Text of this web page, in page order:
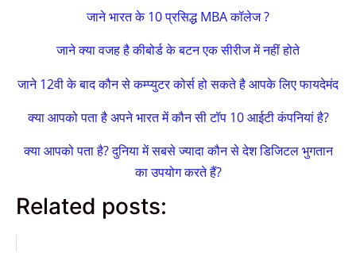
जाने भारत के 10 प्रसिद्ध MBA कॉलेज ?
जाने क्या वजह है कीबोर्ड के बटन एक सीरीज में नहीं होते
जाने 12वी के बाद कौन से कम्प्युटर कोर्स हो सकते है आपके लिए फायदेमंद
क्या आपको पता है अपने भारत में कौन सी टॉप 10 आईटी कंपनियां है?
क्या आपको पता है? दुनिया में सबसे ज्यादा कौन से देश डिजिटल भुगतान
का उपयोग करते हैं?
Related posts: